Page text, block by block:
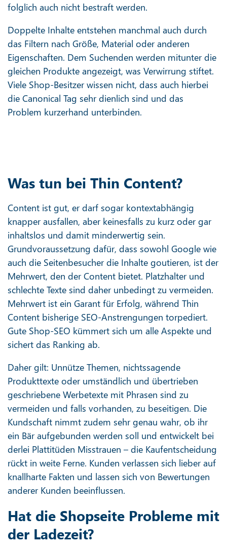
folglich auch nicht bestraft werden.
Doppelte Inhalte entstehen manchmal auch durch
das Filtern nach Größe, Material oder anderen
Eigenschaften. Dem Suchenden werden mitunter die
gleichen Produkte angezeigt, was Verwirrung stiftet.
Viele Shop-Besitzer wissen nicht, dass auch hierbei
die Canonical Tag sehr dienlich sind und das
Problem kurzerhand unterbinden.
Was tun bei Thin Content?
Content ist gut, er darf sogar kontextabhängig
knapper ausfallen, aber keinesfalls zu kurz oder gar
inhaltslos und damit minderwertig sein.
Grundvoraussetzung dafür, dass sowohl Google wie
auch die Seitenbesucher die Inhalte goutieren, ist der
Mehrwert, den der Content bietet. Platzhalter und
schlechte Texte sind daher unbedingt zu vermeiden.
Mehrwert ist ein Garant für Erfolg, während Thin
Content bisherige SEO-Anstrengungen torpediert.
Gute Shop-SEO kümmert sich um alle Aspekte und
sichert das Ranking ab.
Daher gilt: Unnütze Themen, nichtssagende
Produkttexte oder umständlich und übertrieben
geschriebene Werbetexte mit Phrasen sind zu
vermeiden und falls vorhanden, zu beseitigen. Die
Kundschaft nimmt zudem sehr genau wahr, ob ihr
ein Bär aufgebunden werden soll und entwickelt bei
derlei Plattitüden Misstrauen – die Kaufentscheidung
rückt in weite Ferne. Kunden verlassen sich lieber auf
knallharte Fakten und lassen sich von Bewertungen
anderer Kunden beeinflussen.
Hat die Shopseite Probleme mit
der Ladezeit?